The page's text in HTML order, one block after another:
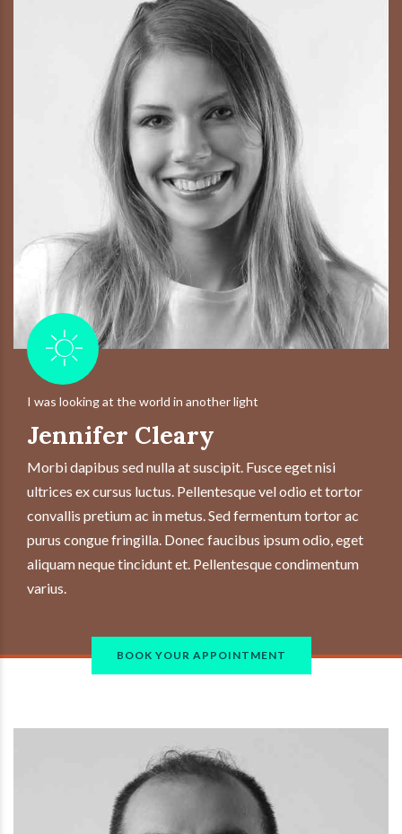
I was looking at the world in another light
Jennifer Cleary
Morbi dapibus sed nulla at suscipit. Fusce eget nisi
ultrices ex cursus luctus. Pellentesque vel odio et tortor
convallis pretium ac in metus. Sed fermentum tortor ac
purus congue fringilla. Donec faucibus ipsum odio, eget
aliquam neque tincidunt et. Pellentesque condimentum
varius.
BOOK YOUR APPOINTMENT